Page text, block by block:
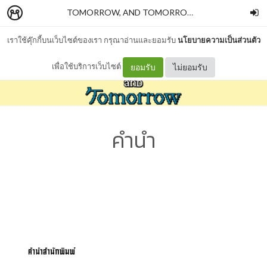
เราใช้คุ๊กกี้บนเว็บไซต์ของเรา กรุณาอ่านและยอมรับนโยบายความเป็นส่วนตัว
เพื่อใช้บริการเว็บไซต์ ยอมรับ ไม่ยอมรับ
TOMORROW, AND TOMORROW, AND TOMORROW
คำนำ